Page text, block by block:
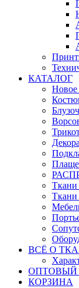
КАТАЛОГ
Новое
Ткани
Ткани
ВСЁ О
ОПТОВЫЙ
КОРЗИНА